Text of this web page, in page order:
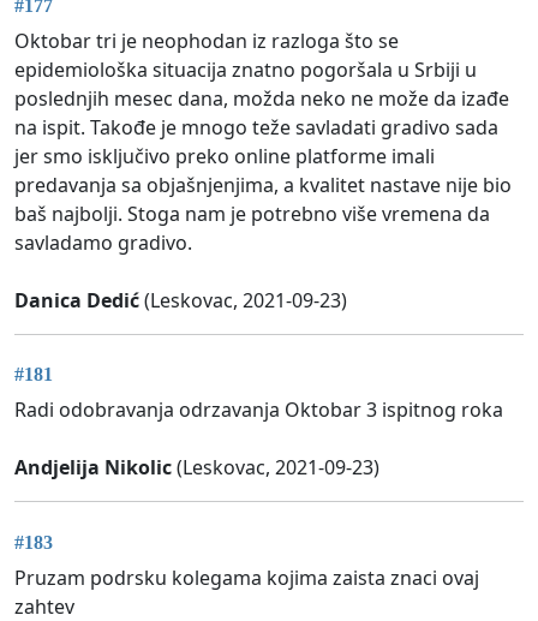
#177
Oktobar tri je neophodan iz razloga što se
epidemiološka situacija znatno pogoršala u Srbiji u
poslednjih mesec dana, možda neko ne može da izađe
na ispit. Takođe je mnogo teže savladati gradivo sada
jer smo isključivo preko online platforme imali
predavanja sa objašnjenjima, a kvalitet nastave nije bio
baš najbolji. Stoga nam je potrebno više vremena da
savladamo gradivo.
Danica Dedić(Leskovac, 2021-09-23)
#181
Radi odobravanja odrzavanja Oktobar 3 ispitnog roka
Andjelija Nikolic(Leskovac, 2021-09-23)
#183
Pruzam podrsku kolegama kojima zaista znaci ovaj
zahtev